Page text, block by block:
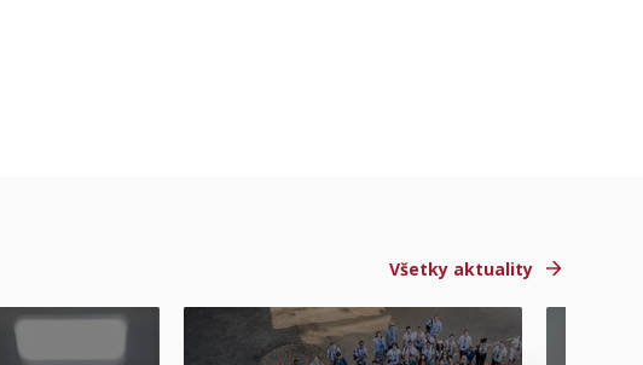
Všetky aktuality